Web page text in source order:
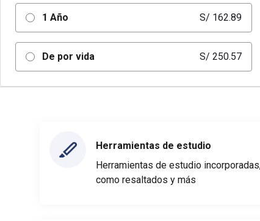
1 Año S/ 162.89
De por vida S/ 250.57
Herramientas de estudio
Herramientas de estudio
como resaltados y más